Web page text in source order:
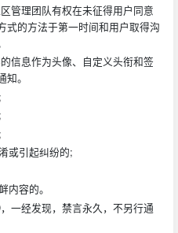
管理团队有权在未征得用户同意
式的方法于第一时间和用户取得沟
信息作为头像、自定义头衔和签
。
或引起纠纷的;
内容的。
一经发现，禁言永久，不另行通